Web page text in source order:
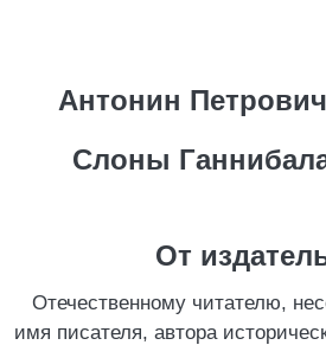
Антонин
Слоны
От
Отечественному читателю,
имя писателя, автора